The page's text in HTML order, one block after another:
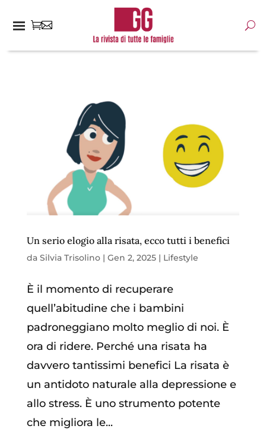
Un serio elogio alla risata, ecco tutti i benefici
da Silvia Trisolino| Gen 2, 2025| Lifestyle
È il momento di recuperare
quell’abitudine che i bambini
padroneggiano molto meglio di noi. È
ora di ridere. Perché una risata ha
davvero tantissimi benefici La risata è
un antidoto naturale alla depressione e
allo stress. È uno strumento potente
che migliora le...